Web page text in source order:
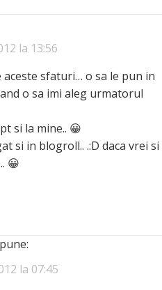
la 13:56
sfaturi… o sa le pun in
o sa imi aleg urmatorul
si la mine.. 😀
si in blogroll.. .:D daca vrei si
😀
la 07:45